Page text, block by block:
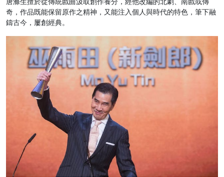
唐滌生擅於從傳統戲曲汲取創作養分，經他改編的北劇、南戲或傳
奇，作品既能保留原作之精神，又能注入個人與時代的特色，筆下融
鑄古今，屢創經典。